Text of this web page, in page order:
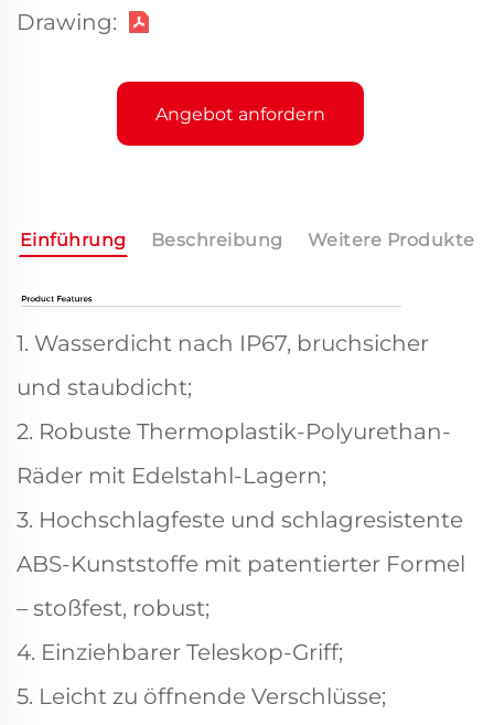
Drawing:
Angebot anfordern
Einführung Beschreibung Weitere Produkte
1. Wasserdicht nach IP67, bruchsicher
und staubdicht;
2. Robuste Thermoplastik-Polyurethan-
Räder mit Edelstahl-Lagern;
3. Hochschlagfeste und schlagresistente
ABS-Kunststoffe mit patentierter Formel
– stoßfest, robust;
4. Einziehbarer Teleskop-Griff;
5. Leicht zu öffnende Verschlüsse;